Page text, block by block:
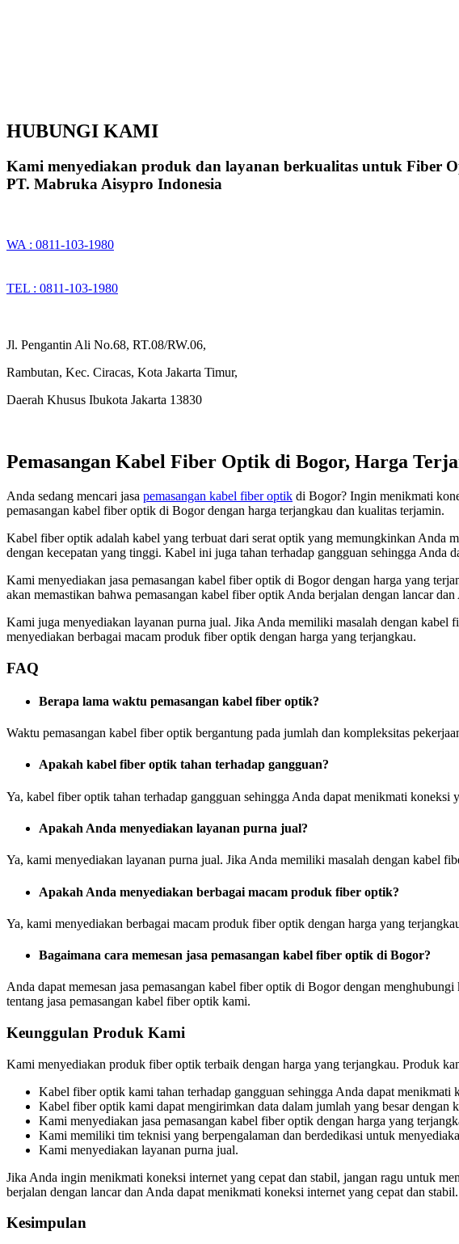
HUBUNGI KAMI
Kami menyediakan produk dan layanan berkualitas untuk Fiber
PT. Mabruka Aisypro Indonesia
WA : 0811-103-1980
TEL : 0811-103-1980
Jl. Pengantin Ali No.68, RT.08/RW.06,
Rambutan, Kec. Ciracas, Kota Jakarta Timur,
Daerah Khusus Ibukota Jakarta 13830
Pemasangan Kabel Fiber Optik di Bogor, Harga
Anda sedang mencari jasa pemasangan kabel fiber optik di Bogor? Ingin menikmati
pemasangan kabel fiber optik di Bogor dengan harga terjangkau dan kualitas terjamin.
Kabel fiber optik adalah kabel yang terbuat dari serat optik yang memungkinkan Anda
dengan kecepatan yang tinggi. Kabel ini juga tahan terhadap gangguan sehingga Anda
Kami menyediakan jasa pemasangan kabel fiber optik di Bogor dengan harga yang
akan memastikan bahwa pemasangan kabel fiber optik Anda berjalan dengan lancar
Kami juga menyediakan layanan purna jual. Jika Anda memiliki masalah dengan
menyediakan berbagai macam produk fiber optik dengan harga yang terjangkau.
FAQ
Berapa lama waktu pemasangan kabel fiber optik?
Waktu pemasangan kabel fiber optik bergantung pada jumlah dan kompleksitas
Apakah kabel fiber optik tahan terhadap gangguan?
Ya, kabel fiber optik tahan terhadap gangguan sehingga Anda dapat menikmati koneksi
Apakah Anda menyediakan layanan purna jual?
Ya, kami menyediakan layanan purna jual. Jika Anda memiliki masalah dengan kabel
Apakah Anda menyediakan berbagai macam produk fiber optik?
Ya, kami menyediakan berbagai macam produk fiber optik dengan harga yang
Bagaimana cara memesan jasa pemasangan kabel fiber optik di Bogor?
Anda dapat memesan jasa pemasangan kabel fiber optik di Bogor dengan
tentang jasa pemasangan kabel fiber optik kami.
Keunggulan Produk Kami
Kami menyediakan produk fiber optik terbaik dengan harga yang terjangkau. Produk
Kabel fiber optik kami tahan terhadap gangguan sehingga Anda dapat menikmati
Kabel fiber optik kami dapat mengirimkan data dalam jumlah yang besar dengan
Kami menyediakan jasa pemasangan kabel fiber optik dengan harga yang
Kami memiliki tim teknisi yang berpengalaman dan berdedikasi untuk
Kami menyediakan layanan purna jual.
Jika Anda ingin menikmati koneksi internet yang cepat dan stabil, jangan ragu untuk
berjalan dengan lancar dan Anda dapat menikmati koneksi internet yang cepat dan stabil.
Kesimpulan